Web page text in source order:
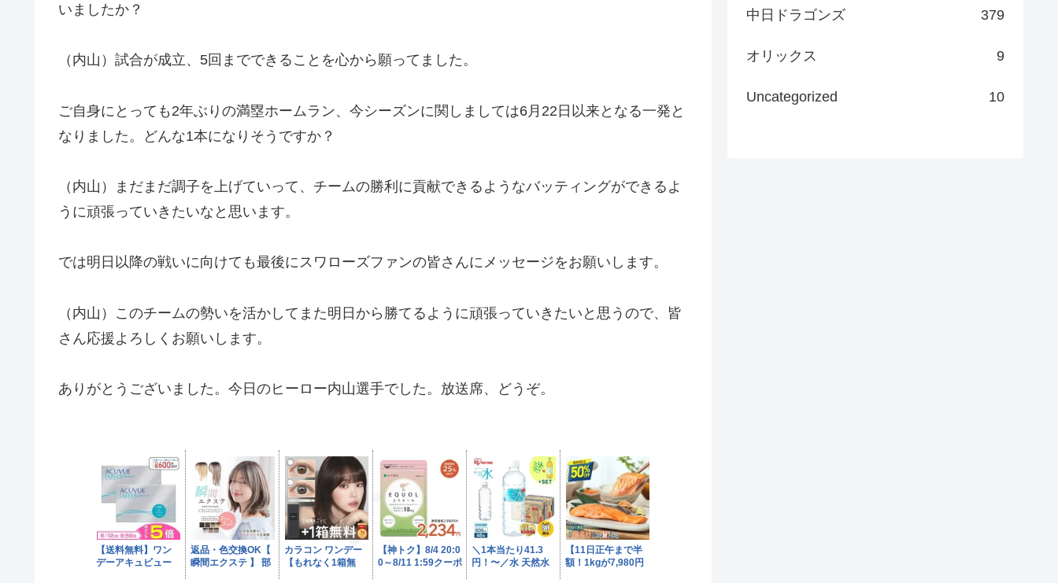
いましたか？
（内山）試合が成立、5回までできることを心から願ってました。
ご自身にとっても2年ぶりの満塁ホームラン、今シーズンに関しましては6月22日以来となる一発と
なりました。どんな1本になりそうですか？
（内山）まだまだ調子を上げていって、チームの勝利に貢献できるようなバッティングができるよ
うに頑張っていきたいなと思います。
では明日以降の戦いに向けても最後にスワローズファンの皆さんにメッセージをお願いします。
（内山）このチームの勢いを活かしてまた明日から勝てるように頑張っていきたいと思うので、皆
さん応援よろしくお願いします。
ありがとうございました。今日のヒーロー内山選手でした。放送席、どうぞ。
中日ドラゴンズ 379
オリックス 9
Uncategorized 10